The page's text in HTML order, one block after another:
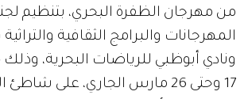
من مهرجان الظفرة البحري، بتنظيم
المهرجانات والبرامج الثقافية
ونادي أبوظبي للرياضات البحرية، وذلك
17 وحتى 26 مارس الجاري، على